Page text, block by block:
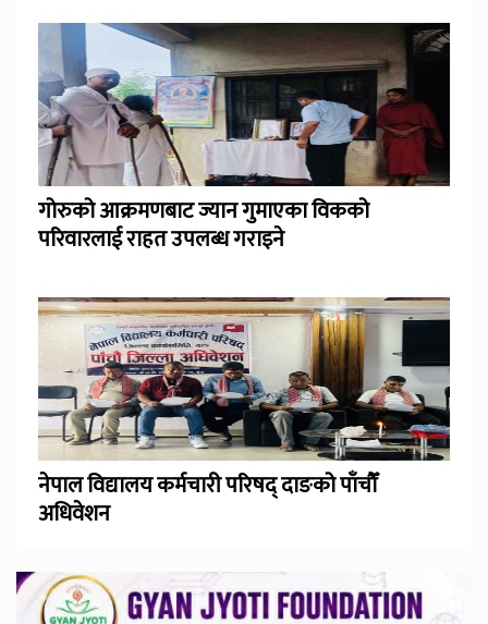
गोरुको आक्रमणबाट ज्यान गुमाएका विकको
परिवारलाई राहत उपलब्ध गराइने
नेपाल विद्यालय कर्मचारी परिषद् दाङको पाँचौँ
अधिवेशन